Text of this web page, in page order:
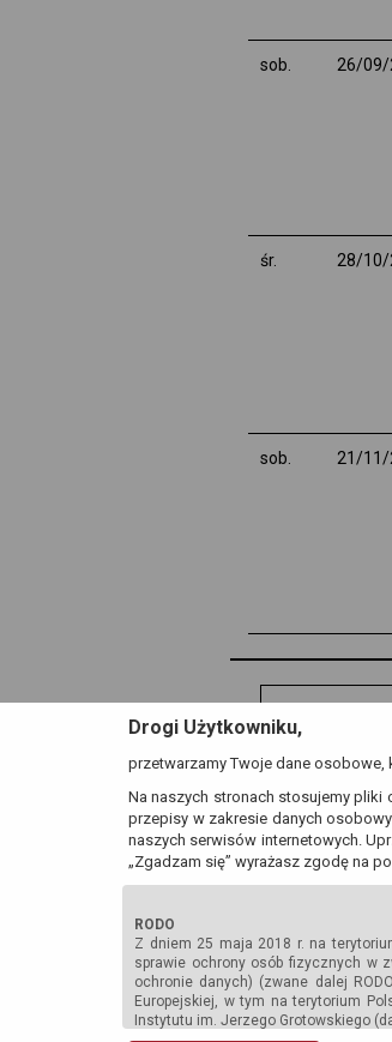
sob. 26/09/
śr. 28/10/
sob. 21/11/
Instytut im.
tel./faks71
Kontakt dla
Katarzyna
Drogi Użytkowniku,
przetwarzamy Twoje dane
Na naszych stronach stosujemy pliki
przepisy w zakresie danych
naszych serwisów internetowych.
„Zgadzam się” wyrażasz zgodę na
RODO
Z dniem 25 maja 2018 r. na
sprawie ochrony osób fizycznych w
ochronie danych) (zwane dalej
Europejskiej, w tym na terytorium
Instytutu im. Jerzego Grotowskiego